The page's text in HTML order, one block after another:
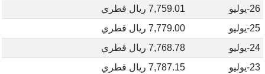
26-يوليو
7,759.01 ريال قطري
25-يوليو
7,779.00 ريال قطري
24-يوليو
7,768.78 ريال قطري
23-يوليو
7,787.15 ريال قطري